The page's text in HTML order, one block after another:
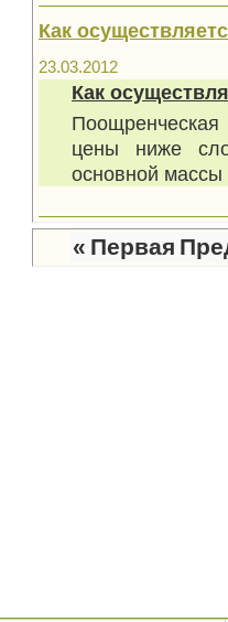
Как
23.03.2012
Как
цены ниже
основной массы
« Первая